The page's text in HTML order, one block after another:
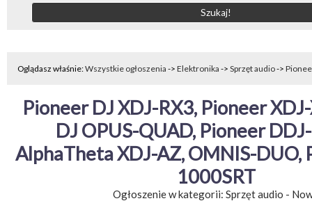
Oglądasz właśnie:Wszystkie ogłoszenia -> Elektronika -> Sprzęt audio->
Pioneer DJ XDJ-RX3, Pioneer
DJ OPUS-QUAD, Pioneer
AlphaTheta XDJ-AZ, OMNIS-DUO,
1000SRT
Ogłoszenie w kategorii: Sprzęt audio -